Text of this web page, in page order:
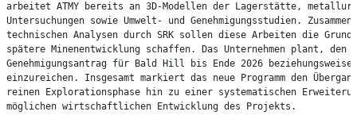
arbeitet ATMY bereits an 3D-Modellen der Lagerstätte,
Untersuchungen sowie Umwelt- und Genehmigungsstudien.
technischen Analysen durch SRK sollen diese Arbeiten die
spätere Minenentwicklung schaffen. Das Unternehmen plant, den
Genehmigungsantrag für Bald Hill bis Ende 2026 beziehungsweise
einzureichen. Insgesamt markiert das neue Programm den
reinen Explorationsphase hin zu einer systematischen
möglichen wirtschaftlichen Entwicklung des Projekts.